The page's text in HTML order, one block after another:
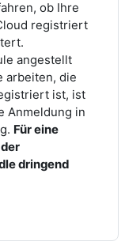
ob Ihre
registriert
angestellt
arbeiten, die
ist, ist
Anmeldung in
Für eine
dringend